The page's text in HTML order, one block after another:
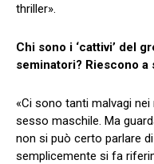
thriller».
Chi sono i ‘cattivi’ del
seminatori? Riescono a
«Ci sono tanti malvagi
sesso maschile. Ma
non si può certo parlare
semplicemente si fa